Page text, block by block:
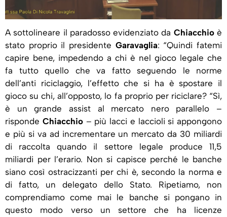
A sottolineare il paradosso evidenziato da Chiacchioè
stato proprio il presidente Garavaglia: “Quindi fatemi
capire bene, impedendo a chi è nel gioco legale che
fa tutto quello che va fatto seguendo le norme
dell’anti riciclaggio, l’effetto che si ha è spostare il
gioco su chi, all’opposto, lo fa proprio per riciclare? “Sì,
è un grande assist al mercato nero parallelo –
risponde Chiacchio– più lacci e laccioli si appongono
e più si va ad incrementare un mercato da 30 miliardi
di raccolta quando il settore legale produce 11,5
miliardi per l’erario. Non si capisce perché le banche
siano così ostracizzanti per chi è, secondo la norma e
di fatto, un delegato dello Stato. Ripetiamo, non
comprendiamo come mai le banche si pongano in
questo modo verso un settore che ha licenze